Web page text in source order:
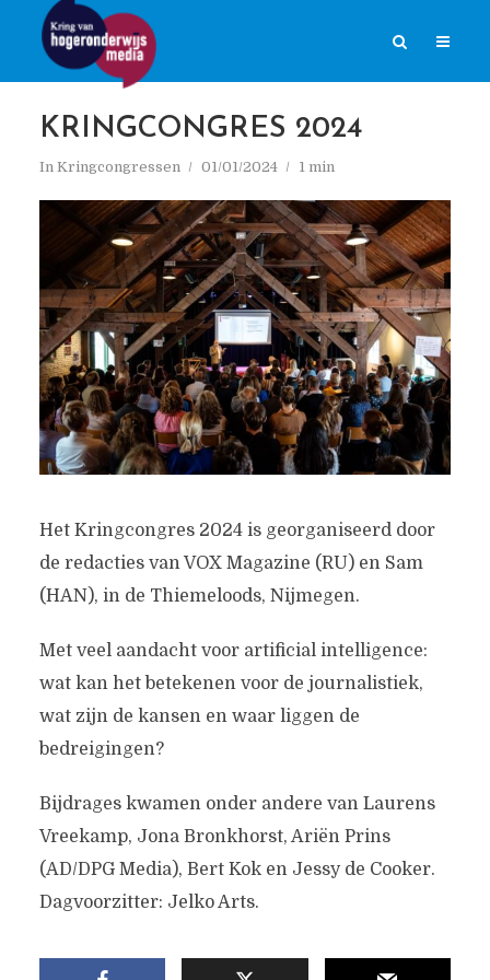
KRINGCONGRES 2024
In Kringcongressen 01/01/2024 1 min
Het Kringcongres 2024 is georganiseerd door
de redacties van VOX Magazine (RU) en Sam
(HAN), in de Thiemeloods, Nijmegen.
Met veel aandacht voor artificial intelligence:
wat kan het betekenen voor de journalistiek,
wat zijn de kansen en waar liggen de
bedreigingen?
Bijdrages kwamen onder andere van Laurens
Vreekamp, Jona Bronkhorst, Ariën Prins
(AD/DPG Media), Bert Kok en Jessy de Cooker.
Dagvoorzitter: Jelko Arts.